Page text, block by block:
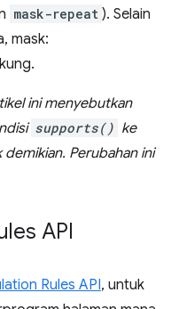
mask-repeat ). Selain
mask:
ini menyebutkan
supports() ke
Perubahan ini
API
Rules API, untuk